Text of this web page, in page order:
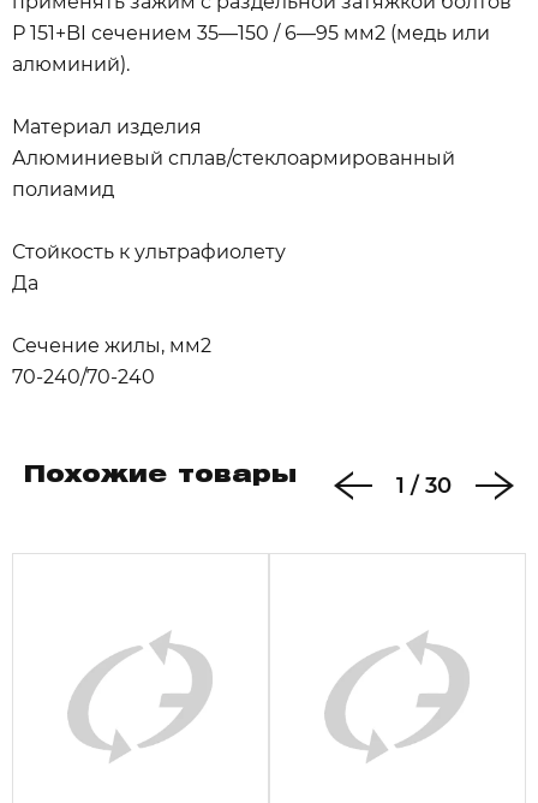
Р 151+BI сечением 35—150 / 6—95 мм2 (медь или
алюминий).
Материал изделия
Алюминиевый сплав/стеклоармированный
полиамид
Стойкость к ультрафиолету
Да
Сечение жилы, мм2
70-240/70-240
Похожие товары 1 / 30